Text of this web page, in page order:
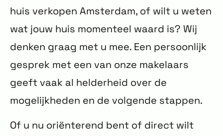
huis verkopen Amsterdam, of wilt u weten
wat jouw huis momenteel waard is? Wij
denken graag met u mee. Een persoonlijk
gesprek met een van onze makelaars
geeft vaak al helderheid over de
mogelijkheden en de volgende stappen.
Of u nu oriënterend bent of direct wilt